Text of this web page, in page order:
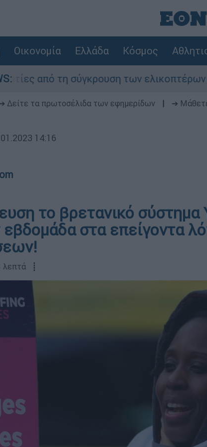
Οικονομία Ελλάδα Κόσμος
τη σύγκρουση των ελικοπτέρων στη Ψάθα
Δείτε τα πρωτοσέλιδα των εφημερίδων ➔
14:16
το βρετανικό σύστημα
εβδομάδα στα επείγοντα
λεπτά ┋